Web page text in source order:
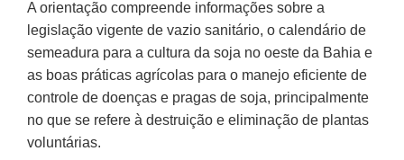
A orientação compreende informações sobre a
legislação vigente de vazio sanitário, o calendário de
semeadura para a cultura da soja no oeste da Bahia e
as boas práticas agrícolas para o manejo eficiente de
controle de doenças e pragas de soja, principalmente
no que se refere à destruição e eliminação de plantas
voluntárias.